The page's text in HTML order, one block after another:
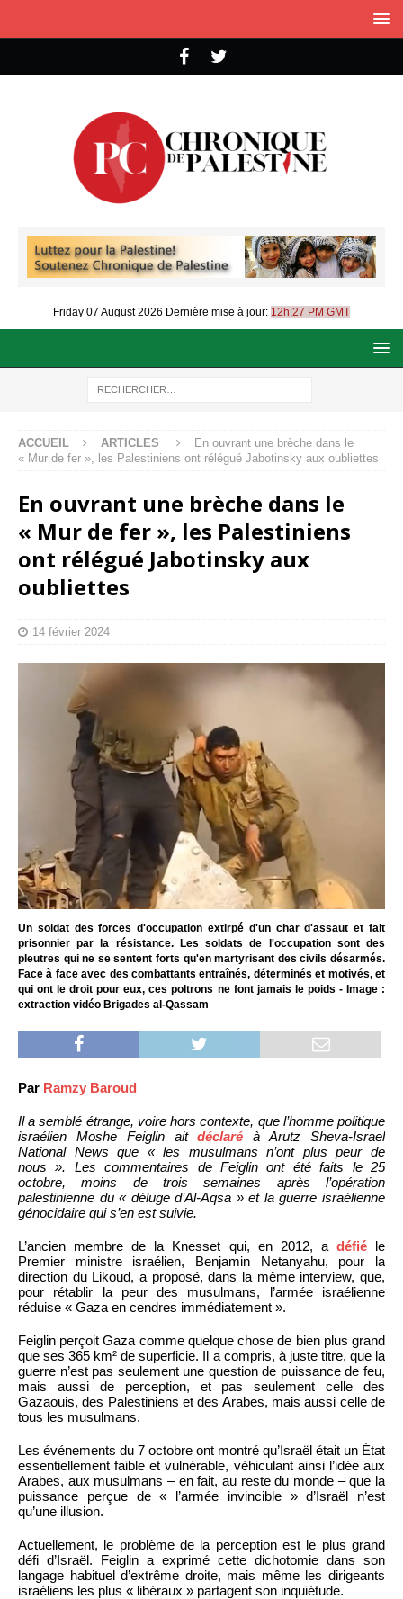
Friday 07 August 2026 Dernière mise à jour: 12h:27 PM GMT
ACCUEIL ARTICLES
En ouvrant une brèche dans le
« Mur de fer », les Palestiniens ont rélégué Jabotinsky aux oubliettes
En ouvrant une brèche dans le
« Mur de fer », les Palestiniens
ont rélégué Jabotinsky aux
oubliettes
14 février 2024
Un soldat des forces d'occupation extirpé d'un char d'assaut et fait
prisonnier par la résistance. Les soldats de l'occupation sont des
pleutres qui ne se sentent forts qu'en martyrisant des civils désarmés.
Face à face avec des combattants entraînés, déterminés et motivés, et
qui ont le droit pour eux, ces poltrons ne font jamais le poids - Image :
extraction vidéo Brigades al-Qassam
Par Ramzy Baroud
Il a semblé étrange, voire hors contexte, que l’homme politique
israélien Moshe Feiglin aitdéclaré à Arutz Sheva-Israel
National News que « les musulmans n’ont plus peur de
nous ». Les commentaires de Feiglin ont été faits le 25
octobre, moins de trois semaines après l’opération
palestinienne du « déluge d’Al-Aqsa » et la guerre israélienne
génocidaire qui s’en est suivie.
L’ancien membre de la Knesset qui, en 2012, a défiéle
Premier ministre israélien, Benjamin Netanyahu, pour la
direction du Likoud, a proposé, dans la même interview, que,
pour rétablir la peur des musulmans, l’armée israélienne
réduise « Gaza en cendres immédiatement ».
Feiglin perçoit Gaza comme quelque chose de bien plus grand
que ses 365 km² de superficie. Il a compris, à juste titre, que la
guerre n’est pas seulement une question de puissance de feu,
mais aussi de perception, et pas seulement celle des
Gazaouis, des Palestiniens et des Arabes, mais aussi celle de
tous les musulmans.
Les événements du 7 octobre ont montré qu’Israël était un État
essentiellement faible et vulnérable, véhiculant ainsi l’idée aux
Arabes, aux musulmans – en fait, au reste du monde – que la
puissance perçue de « l’armée invincible » d’Israël n’est
qu’une illusion.
Actuellement, le problème de la perception est le plus grand
défi d’Israël. Feiglin a exprimé cette dichotomie dans son
langage habituel d’extrême droite, mais même les dirigeants
israéliens les plus « libéraux » partagent son inquiétude.